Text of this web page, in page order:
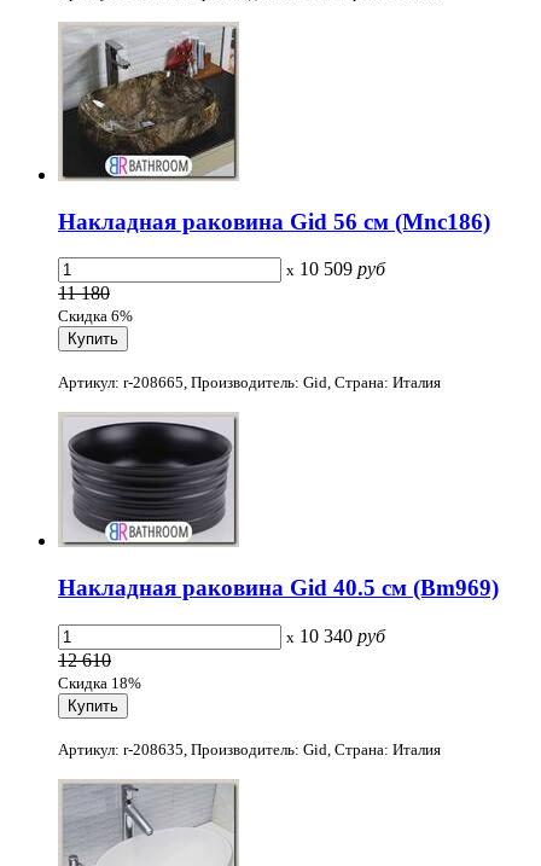
Накладная раковина Gid 56 см (Mnc186)
x 10 509 руб
11 180
Скидка 6%
Артикул: r-208665, Производитель: Gid, Страна: Италия
Накладная раковина Gid 40.5 см (Bm969)
x 10 340 руб
12 610
Скидка 18%
Артикул: r-208635, Производитель: Gid, Страна: Италия